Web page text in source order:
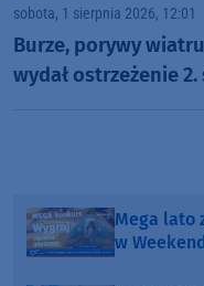
sobota, 1 sierpnia 2026, 12:01
Burze, porywy
wydał ostrzeżenie
Mega lato
w